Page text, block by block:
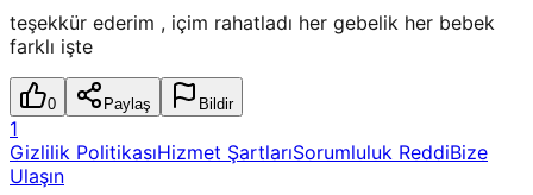
teşekkür ederim , içim rahatladı her gebelik her bebek
farklı işte
0 Paylaş Bildir
1
Gizlilik PolitikasıHizmet ŞartlarıSorumluluk ReddiBize
Ulaşın